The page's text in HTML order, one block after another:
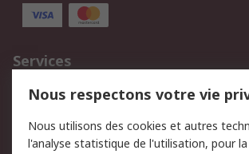
Services
750.000 produits
2.500
Retours
Support
Nous respectons votre vie
Nous utilisons des cookies et autres
l'analyse statistique de l'utilisation, pour la